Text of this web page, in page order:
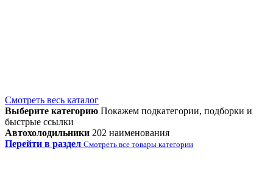
Смотреть весь каталог
Выберите категорию Покажем подкатегории, подборки и
быстрые ссылки
Автохолодильники 202 наименования
Перейти в раздел Смотреть все товары категории